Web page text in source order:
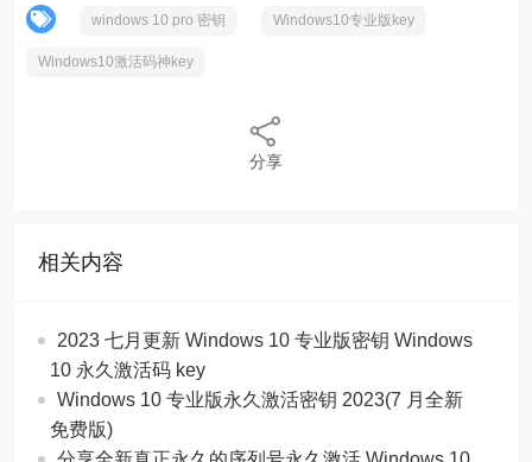
windows 10 pro 密钥 Windows10专业版key
Windows10激活码神key
分享
相关内容
2023 七月更新 Windows 10 专业版密钥 Windows
10 永久激活码 key
Windows 10 专业版永久激活密钥 2023(7 月全新
免费版)